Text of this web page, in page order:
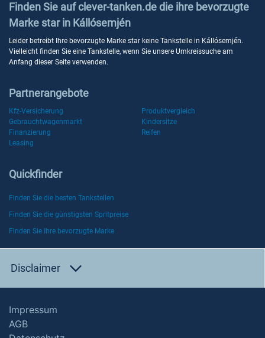
Finden Sie auf clever-tanken.de die ihre bevorzugte
Marke star in Kállósemjén
Leider betreibt Ihre bevorzugte Marke star keine Tankstelle in Kállósemjén.
Vielleicht finden Sie eine Tankstelle, wenn Sie unsere Umkreissuche am
Anfang dieser Seite verwenden.
Partnerangebote
Kfz-Versicherung
Produktvergleich
Gebrauchtwagenmarkt
Kindersitze
Finanzierung
Reifen
Leasing
Quickfinder
Finden Sie die besten Tankstellen
Finden Sie die günstigsten Spritpreise
Finden Sie Ihre bevorzugte Marke
Disclaimer
Impressum
AGB